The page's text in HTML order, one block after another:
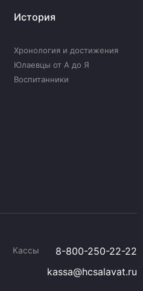
История
Хронология и достижения
Юлаевцы от А до Я
Воспитанники
Кассы
8-800-250-22-22
kassa@hcsalavat.ru